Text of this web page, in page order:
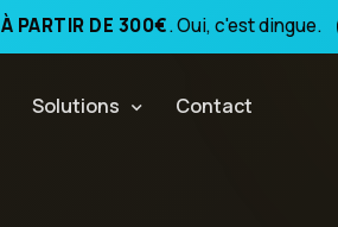
À PARTIR DE 300€. Oui, c'est dingue.
Solutions Contact